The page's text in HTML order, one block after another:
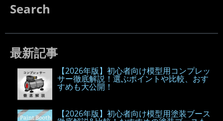
Search
最新記事
【2026年版】初心者向け模型用コンプレッ
サー徹底解説！選ぶポイントや比較、おす
すめも大公開！
【2026年版】初心者向け模型用塗装ブース